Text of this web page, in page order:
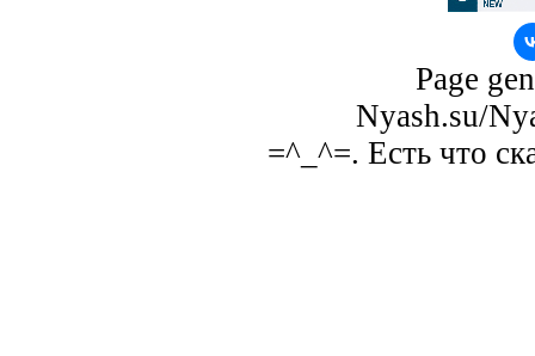
Page
Nyash.su/
=^_^=. Есть что